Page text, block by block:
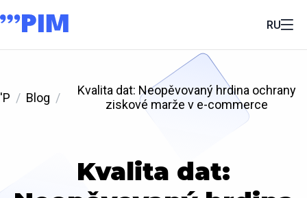
RU
'P Blog
Kvalita dat: Neopěvovaný hrdina ochrany
ziskové marže v e-commerce
Kvalita dat: